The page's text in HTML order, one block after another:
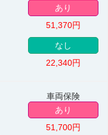
あり
51,370円
なし
22,340円
車両保険
あり
51,700円